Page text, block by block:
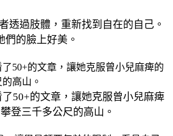
透過肢體，重新找到自在的自己。
們的臉上好美。
50+的文章，讓她克服曾小兒麻痺
登三千多公尺的高山。